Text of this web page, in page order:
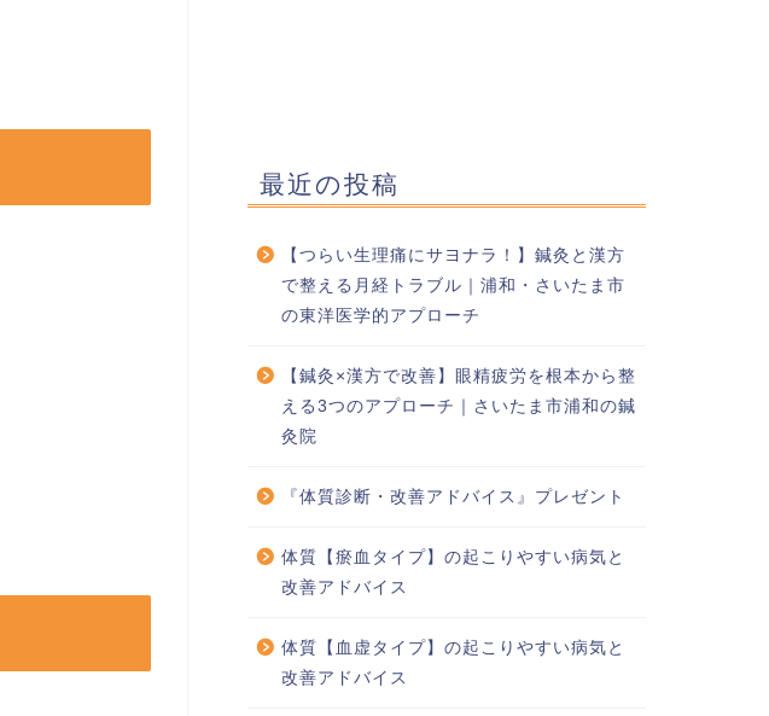
最近の投稿
【つらい生理痛にサヨナラ！】鍼灸と漢方
で整える月経トラブル｜浦和・さいたま市
の東洋医学的アプローチ
【鍼灸×漢方で改善】眼精疲労を根本から整
える3つのアプローチ｜さいたま市浦和の鍼
灸院
『体質診断・改善アドバイス』プレゼント
体質【瘀血タイプ】の起こりやすい病気と
改善アドバイス
体質【血虚タイプ】の起こりやすい病気と
改善アドバイス